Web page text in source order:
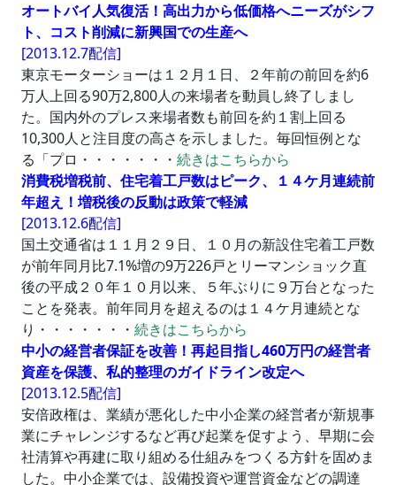
オートバイ人気復活！高出力から低価格へニーズがシフ
ト、コスト削減に新興国での生産へ
[2013.12.7配信]
東京モーターショーは１２月１日、２年前の前回を約6
万人上回る90万2,800人の来場者を動員し終了しまし
た。国内外のプレス来場者数も前回を約１割上回る
10,300人と注目度の高さを示しました。毎回恒例とな
る「プロ・・・・・・・ 続きはこちらから
消費税増税前、住宅着工戸数はピーク、１４ケ月連続前
年超え！増税後の反動は政策で軽減
[2013.12.6配信]
国土交通省は１１月２９日、１０月の新設住宅着工戸数
が前年同月比7.1%増の9万226戸とリーマンショック直
後の平成２０年１０月以来、５年ぶりに９万台となった
ことを発表。前年同月を超えるのは１４ケ月連続とな
り・・・・・・・ 続きはこちらから
中小の経営者保証を改善！再起目指し460万円の経営者
資産を保護、私的整理のガイドライン改定へ
[2013.12.5配信]
安倍政権は、業績が悪化した中小企業の経営者が新規事
業にチャレンジするなど再び起業を促すよう、早期に会
社清算や再建に取り組める仕組みをつくる方針を固めま
した。中小企業では、設備投資や運営資金などの調達